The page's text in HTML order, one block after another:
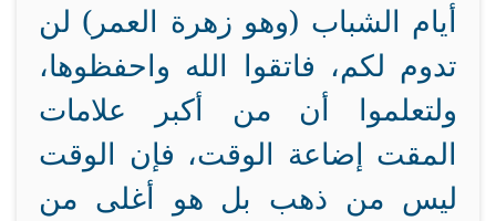
أيام الشباب (وهو زهرة العمر) لن
تدوم لكم، فاتقوا الله واحفظوها،
ولتعلموا أن من أكبر علامات
المقت إضاعة الوقت، فإن الوقت
ليس من ذهب بل هو أغلى من